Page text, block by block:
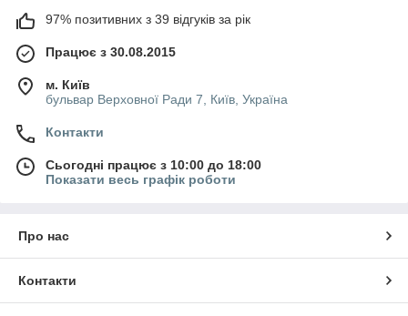
97% позитивних з 39 відгуків за рік
Працює з 30.08.2015
м. Київ
бульвар Верховної Ради 7, Київ, Україна
Контакти
Сьогодні працює з 10:00 до 18:00
Показати весь графік роботи
Про нас
Контакти